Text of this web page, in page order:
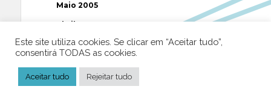
Maio 2005
Abril 2005
Março 2005
Janeiro 2005
Este site utiliza cookies. Se clicar em “Aceitar tudo”,
consentirá TODAS as cookies.
Aceitar tudo Rejeitar tudo